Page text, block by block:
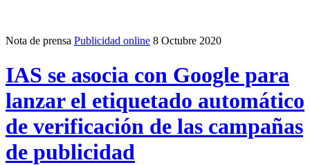
Nota de prensa Publicidad online 8 Octubre 2020
IAS se asocia con Google para
lanzar el etiquetado automático
de verificación de las campañas
de publicidad